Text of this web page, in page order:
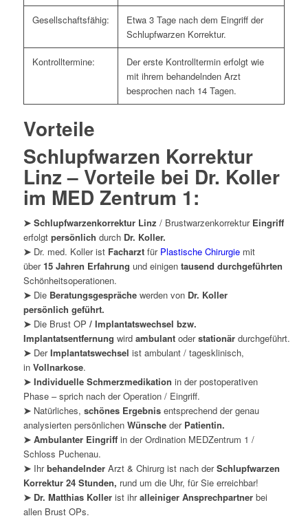
Gesellschaftsfähig:
Etwa 3 Tage nach dem Eingriff der
Schlupfwarzen Korrektur.
Kontrolltermine:
Der erste Kontrolltermin erfolgt wie
mit ihrem behandelnden Arzt
besprochen nach 14 Tagen.
Vorteile
Schlupfwarzen Korrektur
Linz – Vorteile bei Dr. Koller
im MED Zentrum 1:
➤ Schlupfwarzenkorrektur Linz / Brustwarzenkorrektur Eingriff
erfolgt persönlich durch Dr. Koller.
➤ Dr. med. Koller ist Facharztfür Plastische Chirurgiemit
über 15 Jahren Erfahrung und einigen tausend durchgeführten
Schönheitsoperationen.
➤ Die Beratungsgesprächewerden von Dr. Koller
persönlich geführt.
➤ Die Brust OP / Implantatswechsel bzw.
Implantatsentfernung wird ambulantoderstationärdurchgeführt.
➤ DerImplantatswechsel ist ambulant / tagesklinisch,
in Vollnarkose.
➤ Individuelle Schmerzmedikation in der postoperativen
Phase – sprich nach der Operation / Eingriff.
➤ Natürliches, schönes Ergebnisentsprechend der genau
analysierten persönlichen Wünscheder Patientin.
➤ Ambulanter Eingriffin der Ordination MEDZentrum 1 /
Schloss Puchenau.
➤ IhrbehandelnderArzt & Chirurg ist nach derSchlupfwarzen
Korrektur 24 Stunden, rund um die Uhr, für Sie erreichbar!
➤ Dr. Matthias Kollerist ihralleiniger Ansprechpartnerbei
allen Brust OPs.